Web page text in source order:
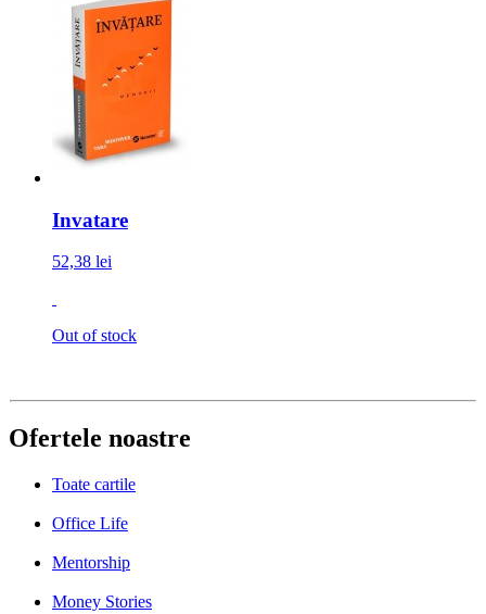
Invatare
52,38 lei
Out of stock
Ofertele noastre
Toate cartile
Office Life
Mentorship
Money Stories